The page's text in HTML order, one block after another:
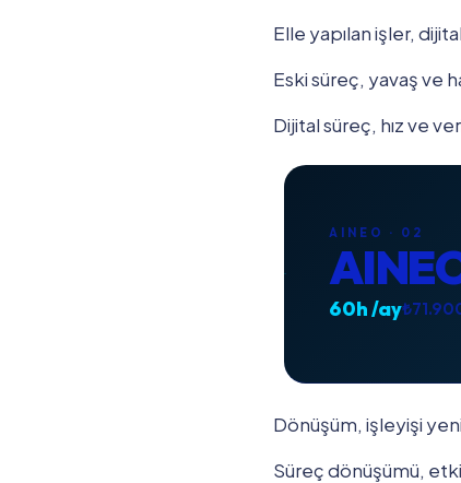
Elle yapılan işler,
Eski süreç, yavaş ve
Dijital süreç, hız ve
AINEO · 02
60h /ay
Dönüşüm, işleyişi
Süreç dönüşümü,